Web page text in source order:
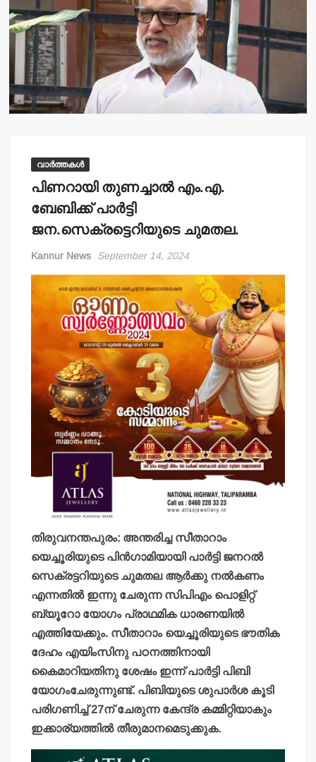
വാർത്തകൾ
പിണറായി തുണച്ചാല്‍ എം.എ.
ബേബിക്ക് പാര്‍ട്ടി
ജന.സെക്രട്ടെറിയുടെ ചുമതല.
Kannur News September 14, 2024
തിരുവനന്തപുരം: അന്തരിച്ച സീതാറാം
യെച്ചൂരിയുടെ പിന്‍ഗാമിയായി പാര്‍ട്ടി ജനറല്‍
സെക്രട്ടറിയുടെ ചുമതല ആര്‍ക്കു നല്‍കണം
എന്നതില്‍ ഇന്നു ചേരുന്ന സിപിഎം പൊളിറ്റ്
ബ്യൂറോ യോഗം പ്രാഥമിക ധാരണയില്‍
എത്തിയേക്കും. സീതാറാം യെച്ചൂരിയുടെ ഭൗതിക
ദേഹം എയിംസിനു പഠനത്തിനായി
കൈമാറിയതിനു ശേഷം ഇന്ന് പാര്‍ട്ടി പിബി
യോഗംചേരുന്നുണ്ട്. പിബിയുടെ ശുപാര്‍ശ കൂടി
പരിഗണിച്ച് 27ന് ചേരുന്ന കേന്ദ്ര കമ്മിറ്റിയാകും
ഇക്കാര്യത്തില്‍ തീരുമാനമെടുക്കുക.